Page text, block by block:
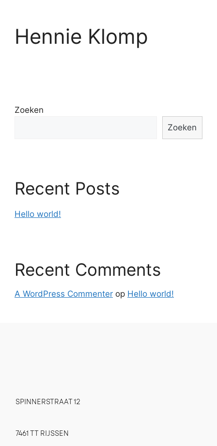
Hennie Klomp
Zoeken
Zoeken
Recent Posts
Hello world!
Recent Comments
A WordPress Commenter op Hello world!
SPINNERSTRAAT 12
7461 TT RIJSSEN